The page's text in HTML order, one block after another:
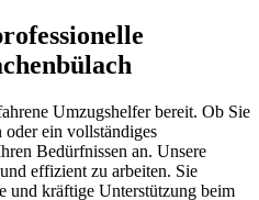
Umzugshelfer bereit. Ob Sie
ein vollständiges
Bedürfnissen an. Unsere
effizient zu arbeiten. Sie
und kräftige Unterstützung beim